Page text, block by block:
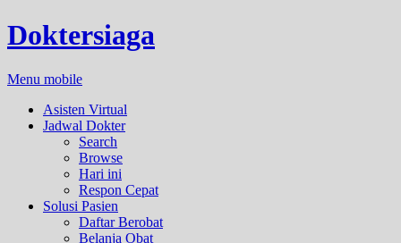
Doktersiaga
Menu mobile
Asisten Virtual
Jadwal Dokter
Search
Browse
Hari ini
Respon Cepat
Solusi Pasien
Daftar Berobat
Belanja Obat